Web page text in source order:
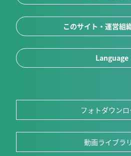
このサイト・運営組
Language
フォトダウンロ
動画ライブラ